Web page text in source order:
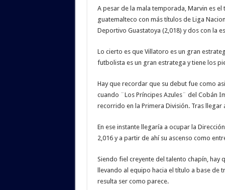
A pesar de la mala temporada, Marvin es
guatemalteco con más títulos de Liga
Deportivo Guastatoya (2,018) y dos con la
Lo cierto es que Villatoro es un gran
futbolista es un gran estratega y tiene los
Hay que recordar que su debut fue como
cuando ¨Los Príncipes Azules¨ del Cobán
recorrido en la Primera División. Tras llegar
En ese instante llegaría a ocupar la
2,016 y a partir de ahí su ascenso como
Siendo fiel creyente del talento chapín,
llevando al equipo hacia el título a base de
resulta ser como parece.